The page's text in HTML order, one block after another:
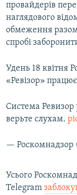
провайдерів
наглядового
обмеження
спробі
Удень 18 квітня
«Ревізор»
Система
верьте слухам.
— Роскомнадзор
Усього
Telegram